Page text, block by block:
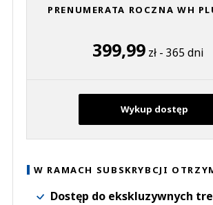
PRENUMERATA ROCZNA WH
399,99zł - 365 dni
Wykup dostęp
W RAMACH SUBSKRYBCJI
Dostęp do ekskluzywnych